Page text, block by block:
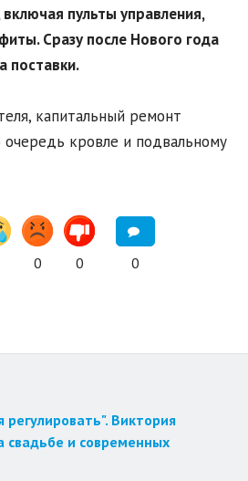
пульты управления,
Сразу после Нового года
поставки.
капитальный ремонт
кровле и подвальному
0 0 0
регулировать". Виктория
свадьбе и современных